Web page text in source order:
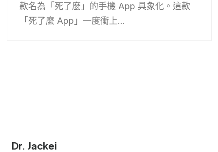
款名為「死了麼」的手機 App 具象化。這款
「死了麼 App」一度衝上...
Dr. Jackei